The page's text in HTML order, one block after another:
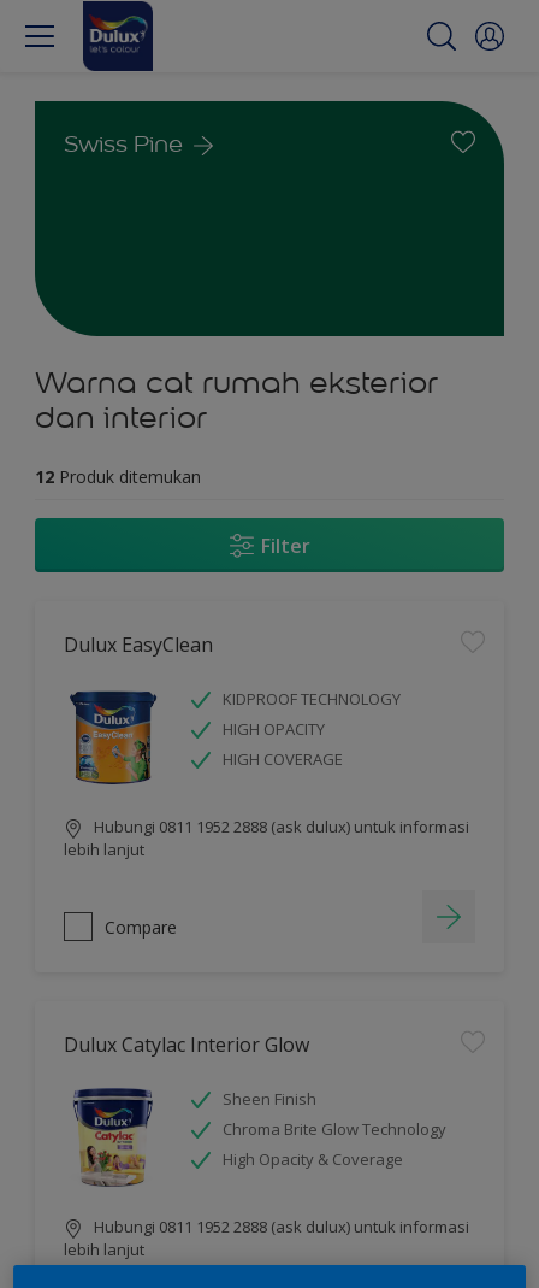
Swiss Pine
Warna cat rumah eksterior
dan interior
12 Produk ditemukan
Filter
Dulux EasyClean
KIDPROOF TECHNOLOGY
HIGH OPACITY
HIGH COVERAGE
Hubungi 0811 1952 2888 (ask dulux) untuk informasi
lebih lanjut
Compare
Dulux Catylac Interior Glow
Sheen Finish
Chroma Brite Glow Technology
High Opacity & Coverage
Hubungi 0811 1952 2888 (ask dulux) untuk informasi
lebih lanjut